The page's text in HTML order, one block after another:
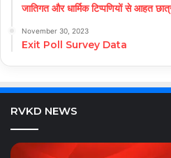
जातिगत और धार्मिक टिप्पणियों से आहत
November 30, 2023
Exit Poll Survey Data
RVKD NEWS